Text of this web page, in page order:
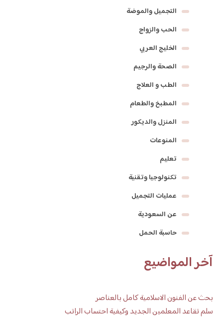
التجميل والموضة
الحب والزواج
الخليج العربي
الصحة والرجيم
الطب و العلاج
المطبخ والطعام
المنزل والديكور
المنوعات
تعليم
تكنولوجيا وتقنية
عمليات التجميل
عن السعودية
حاسبة الحمل
آخر المواضيع
بحث عن الفنون الاسلامية كامل بالعناصر
سلم تقاعد المعلمين الجديد وكيفية احتساب الراتب